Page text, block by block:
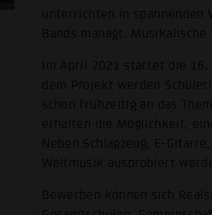
unterrichten in spannenden
Bands managt.
Im April 2021 startet die 16.
dem Projekt werden
schon frühzeitig an das
erhalten die Möglichkeit,
Neben Schlagzeug, E-
Weltmusik ausprobiert
Bewerben können sich